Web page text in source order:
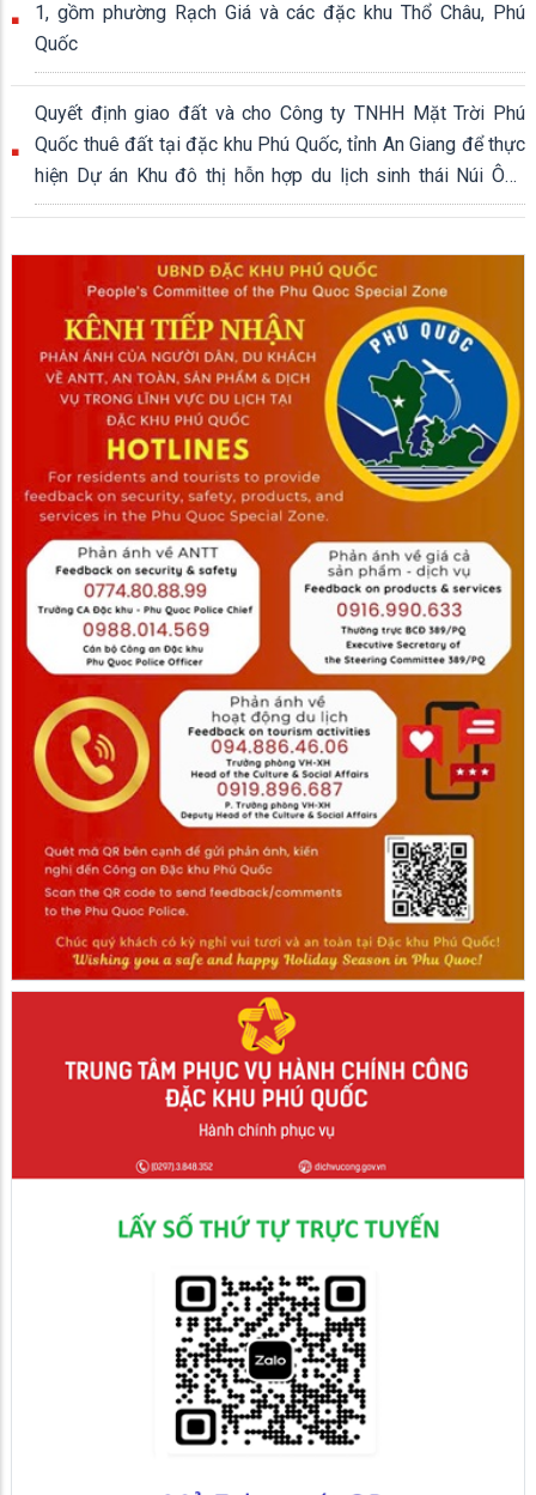
1, gồm phường Rạch Giá và các đặc khu Thổ Châu, Phú
Quốc
Quyết định giao đất và cho Công ty TNHH Mặt Trời Phú
Quốc thuê đất tại đặc khu Phú Quốc, tỉnh An Giang để thực
hiện Dự án Khu đô thị hỗn hợp du lịch sinh thái Núi Ông
Quán